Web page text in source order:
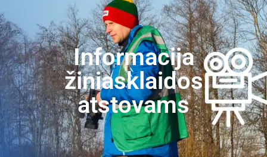
Informacija
žiniasklaidos
atstovams